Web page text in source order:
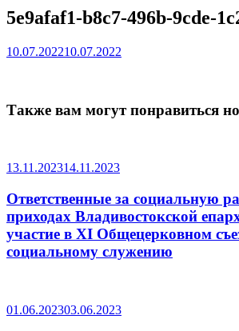
5e9afaf1-b8c7-496b-9cde-
10.07.202210.07.2022
Также вам могут понравиться
13.11.202314.11.2023
Ответственные за социальную
приходах Владивостокской
участие в XI Общецерковном
социальному служению
01.06.202303.06.2023